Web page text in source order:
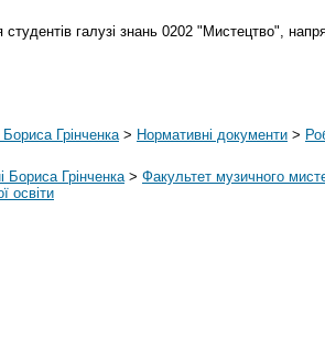
галузі знань 0202 "Мистецтво",
Бориса Грінченка > Нормативні документи >
Бориса Грінченка > Факультет музичного
освіти